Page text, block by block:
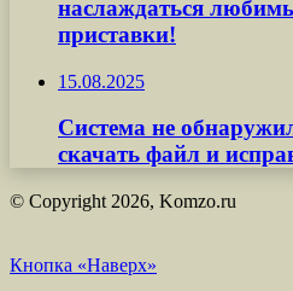
наслаждаться
приставки!
15.08.2025
Система не
скачать файл и
© Copyright 2026, Komzo.ru
Кнопка «Наверх»